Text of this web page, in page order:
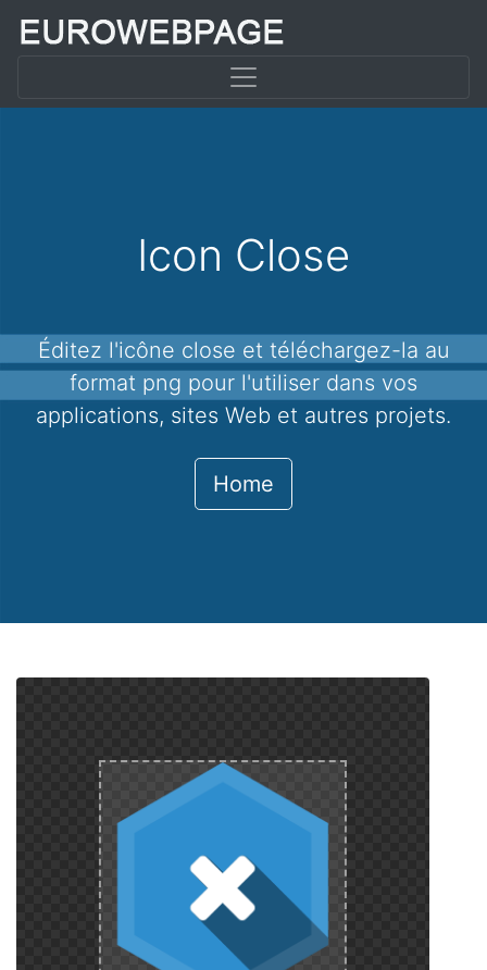
Icon Close
Éditez l'icône close et téléchargez-la au
format png pour l'utiliser dans vos
applications, sites Web et autres projets.
Home